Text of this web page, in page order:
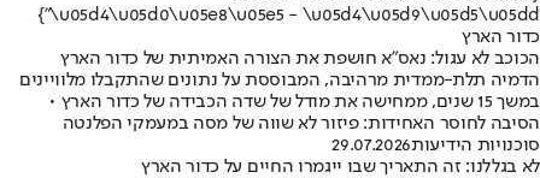
\u05d4\u05d0\u05e8\u05e5 - \u05d4\u05d9\u05d5\u05dd"}
כדור הארץ
הכוכב לא עגול: נאס"א חושפת את הצורה האמיתית של כדור הארץ
הדמיה תלת-ממדית מרהיבה, המבוססת על נתונים שהתקבלו מלוויינים
במשך 15 שנים, ממחישה את מודל של שדה הכבידה של כדור הארץ •
הסיבה לחוסר האחידות: פיזור לא שווה של מסה במעמקי הפלנטה
סוכנויות הידיעות29.07.2026
לא בגללנו: זה התאריך שבו ייגמרו החיים על כדור הארץ